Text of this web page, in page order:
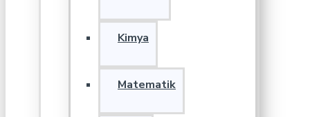
Kimya
Matematik